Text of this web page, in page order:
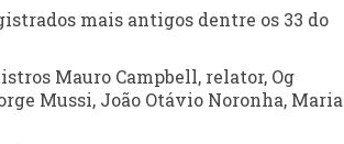
mais antigos dentre os 33 do
Mauro Campbell, relator, Og
Mussi, João Otávio Noronha, Maria